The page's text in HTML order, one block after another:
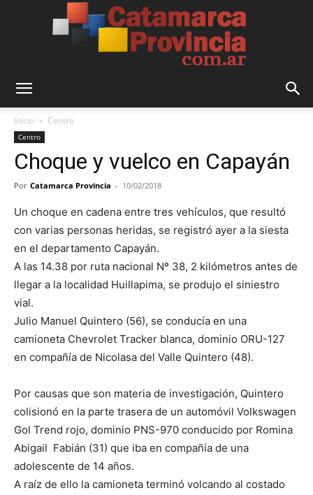
Provincia
Inicio Centro
Centro
Choque y vuelco en Capayán
Por Catamarca Provincia - 10/02/2018
Un choque en cadena entre tres vehículos, que resultó
con varias personas heridas, se registró ayer a la siesta
en el departamento Capayán.
A las 14.38 por ruta nacional Nº 38, 2 kilómetros antes de
llegar a la localidad Huillapima, se produjo el siniestro
vial.
Julio Manuel Quintero (56), se conducía en una
camioneta Chevrolet Tracker blanca, dominio ORU-127
en compañía de Nicolasa del Valle Quintero (48).
Por causas que son materia de investigación, Quintero
colisionó en la parte trasera de un automóvil Volkswagen
Gol Trend rojo, dominio PNS-970 conducido por Romina
Abigail Fabián (31) que iba en compañía de una
adolescente de 14 años.
A raíz de ello la camioneta terminó volcando al costado